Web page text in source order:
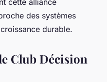
cette alliance
des systèmes
durable.
Club Décision